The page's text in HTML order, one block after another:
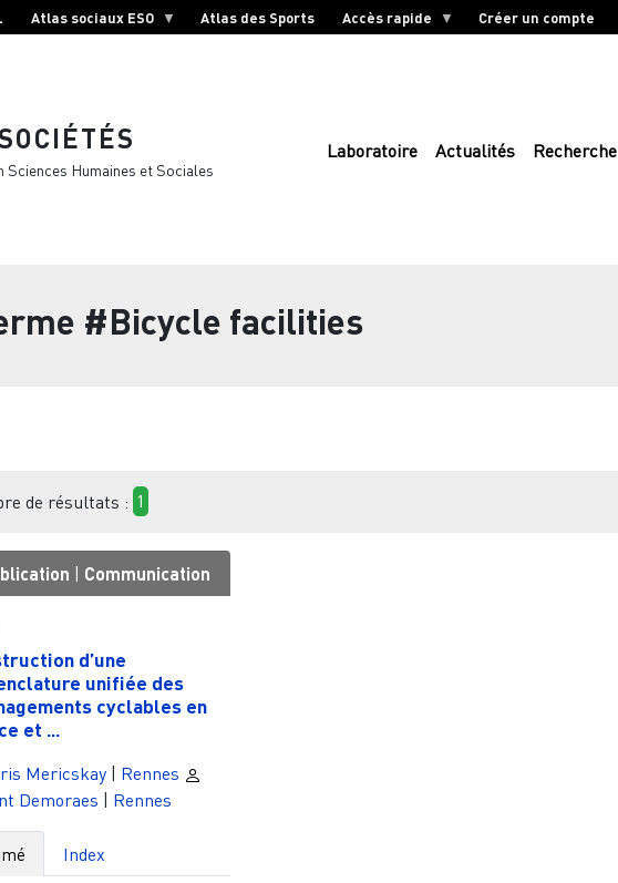
Atlas sociaux ESO Atlas des Sports Accès rapide Créer un compte
Humaines et Sociales
Laboratoire Actualités Recherche
#Bicycle facilities
de résultats : 1
| Communication
d’une
unifiée des
cyclables en
et ...
Mericskay | Rennes
Demoraes | Rennes
Index